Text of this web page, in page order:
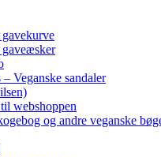
gavekurve
gaveæsker
– Veganske sandaler
webshoppen
og andre veganske